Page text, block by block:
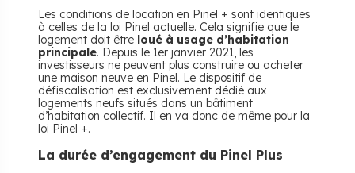
Les conditions de location en Pinel + sont identiques
à celles de la loi Pinel actuelle. Cela signifie que le
logement doit être loué à usage d’habitation
principale. Depuis le 1er janvier 2021, les
investisseurs ne peuvent plus construire ou acheter
une maison neuve en Pinel. Le dispositif de
défiscalisation est exclusivement dédié aux
logements neufs situés dans un bâtiment
d’habitation collectif. Il en va donc de même pour la
loi Pinel +.
La durée d’engagement du Pinel Plus